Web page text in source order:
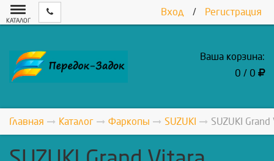
Вход / Регистрация
КАТАЛОГ
Ваша корзина:
0 / 0
Главная Каталог Фаркопы SUZUKI SUZUKI